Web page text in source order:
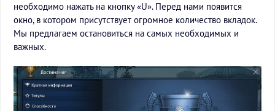
необходимо нажать на кнопку «U». Перед нами появится
окно, в котором присутствует огромное количество вкладок.
Мы предлагаем остановиться на самых необходимых и
важных.